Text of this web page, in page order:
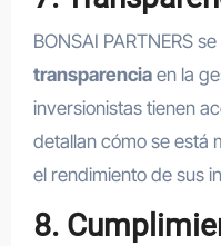
BONSAI PARTNERS
transparenciaen la
inversionistas tienen
detallan cómo se está
el rendimiento de sus
8.